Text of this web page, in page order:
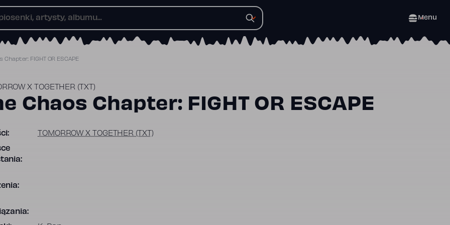
Menu
Chapter: FIGHT OR ESCAPE
X TOGETHER (TXT)
Chaos Chapter: FIGHT OR ESCAPE
TOMORROW X TOGETHER (TXT)